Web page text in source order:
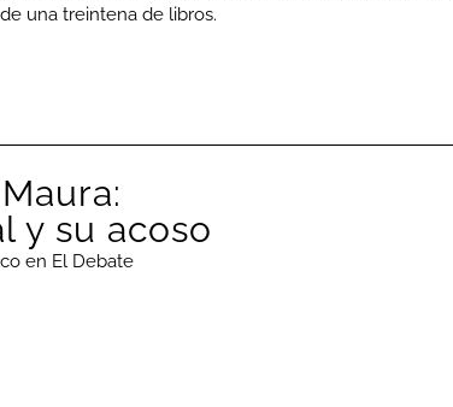
una treintena de libros.
y su acoso
en El Debate